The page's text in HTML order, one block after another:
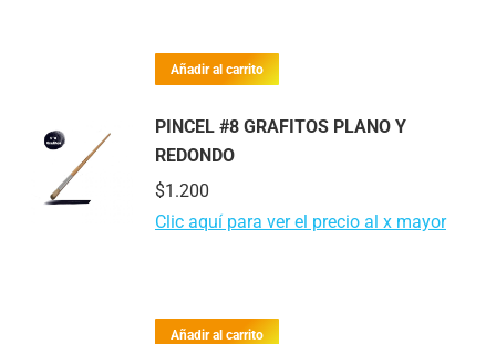
Añadir al carrito
PINCEL #8 GRAFITOS PLANO Y
REDONDO
$1.200
Clic aquí para ver el precio al x mayor
Añadir al carrito